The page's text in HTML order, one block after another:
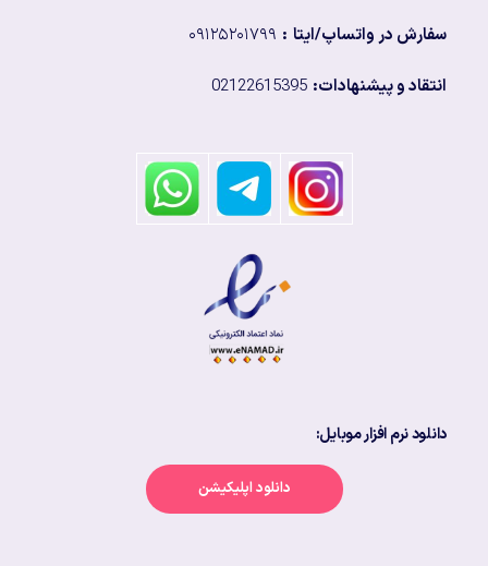
سفارش در واتساپ/ایتا :
انتقاد و پیشنهادات:
دانلود نرم افزار موبایل:
دانلود اپلیکیشن